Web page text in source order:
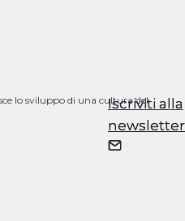
Iscriviti alla
newsletter
lo sviluppo di una cultura del
Iscriviti alla
newsletter